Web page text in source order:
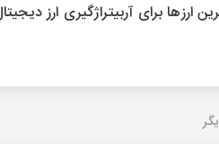
ارزها برای آربیتراژگیری ارز